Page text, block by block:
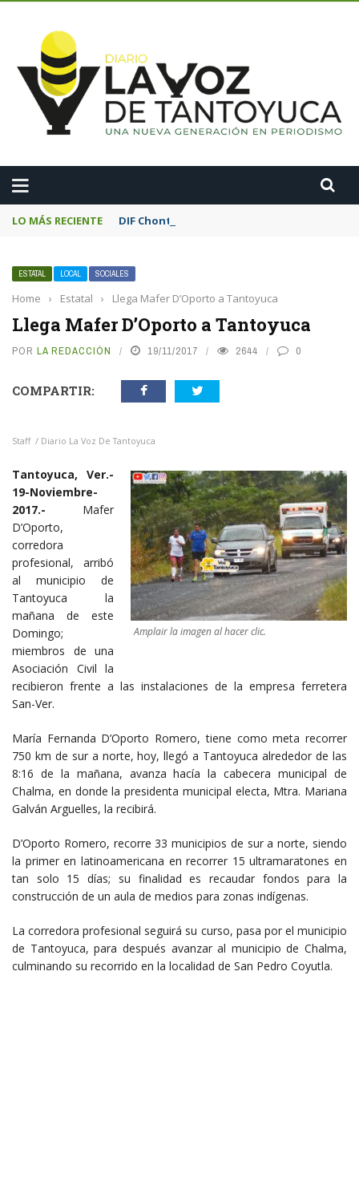
LO MÁS RECIENTE DIF Chontla fortalece la alimentación
ESTATAL LOCAL SOCIALES
Home › Estatal › Llega Mafer D’Oporto a Tantoyuca
Llega Mafer D’Oporto a Tantoyuca
POR LA REDACCIÓN 19/11/2017 2644 0
COMPARTIR:
Staff / Diario La Voz De Tantoyuca
Amplair la imagen al hacer clic.
Tantoyuca, Ver.-
19-Noviembre-
2017.- Mafer
D’Oporto,
corredora
profesional, arribó
al municipio de
Tantoyuca la
mañana de este
Domingo;
miembros de una
Asociación Civil la
recibieron frente a las instalaciones de la empresa ferretera
San-Ver.
María Fernanda D’Oporto Romero, tiene como meta recorrer
750 km de sur a norte, hoy, llegó a Tantoyuca alrededor de las
8:16 de la mañana, avanza hacía la cabecera municipal de
Chalma, en donde la presidenta municipal electa, Mtra. Mariana
Galván Arguelles, la recibirá.
D’Oporto Romero, recorre 33 municipios de sur a norte, siendo
la primer en latinoamericana en recorrer 15 ultramaratones en
tan solo 15 días; su finalidad es recaudar fondos para la
construcción de un aula de medios para zonas indígenas.
La corredora profesional seguirá su curso, pasa por el municipio
de Tantoyuca, para después avanzar al municipio de Chalma,
culminando su recorrido en la localidad de San Pedro Coyutla.